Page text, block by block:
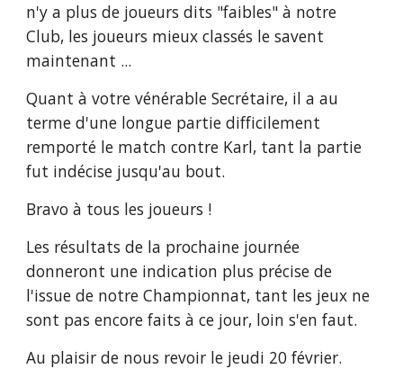
n'y a plus de joueurs dits "faibles" à notre
Club, les joueurs mieux classés le savent
maintenant ...
Quant à votre vénérable Secrétaire, il a au
terme d'une longue partie difficilement
remporté le match contre Karl, tant la partie
fut indécise jusqu'au bout.
Bravo à tous les joueurs !
Les résultats de la prochaine journée
donneront une indication plus précise de
l'issue de notre Championnat, tant les jeux ne
sont pas encore faits à ce jour, loin s'en faut.
Au plaisir de nous revoir le jeudi 20 février.